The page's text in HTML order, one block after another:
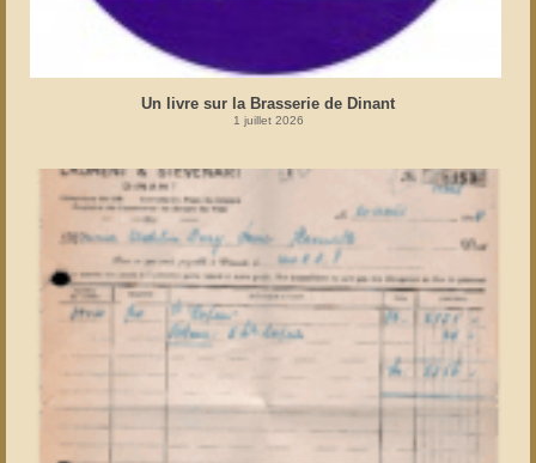
Un livre sur la Brasserie de Dinant
1 juillet 2026